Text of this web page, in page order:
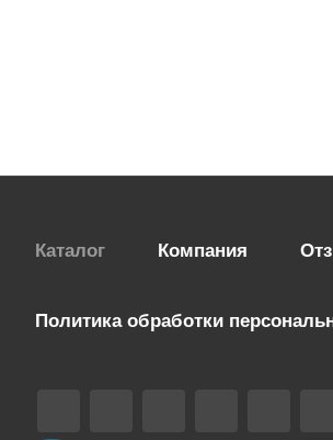
Каталог Компания
Политика обработки